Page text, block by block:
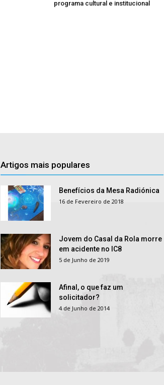
programa cultural e institucional
Artigos mais populares
Benefícios da Mesa Radiónica
16 de Fevereiro de 2018
Jovem do Casal da Rola morre
em acidente no IC8
5 de Junho de 2019
Afinal, o que faz um
solicitador?
4 de Junho de 2014